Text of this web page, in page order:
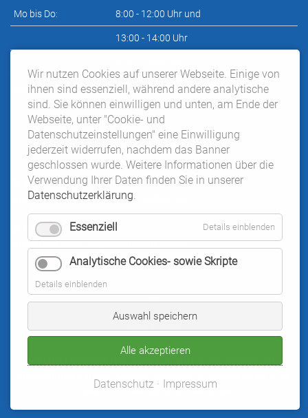
Mo bis Do: 8:00 - 12:00 Uhr und
13:00 - 14:00 Uhr
Neupatientensprechstunde nach telefonischer Vereinbarung:
Dr. Wilke:
im Moment keine Neupatientenaufnahme
Dr. Pelczer:
im Moment keine Neupatientenaufnahme
⌃
NACH OBEN
Cookie- und Datenschutzeinstellungen
Wir nutzen Cookies auf unserer Webseite. Einige von
ihnen sind essenziell, während andere analytische
sind. Sie können einwilligen und unten, am Ende der
Webseite, unter "Cookie- und
Datenschutzeinstellungen" eine Einwilligung
jederzeit widerrufen, nachdem das Banner
geschlossen wurde. Weitere Informationen über die
Verwendung Ihrer Daten finden Sie in unserer
Datenschutzerklärung.
Essenziell Details einblenden
Analytische Cookies- sowie Skripte
Details einblenden
Auswahl speichern
Alle akzeptieren
Datenschutz Impressum